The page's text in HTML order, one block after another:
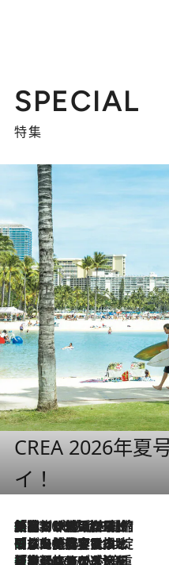
SPECIAL
特集
CREA 2026年夏
イ！
2026.8.6
「荷物が増えるほど旅ストレスは増す」美容ジャーナリストがたどり着いた最終結論。“化粧品を劇的に減らす”感動の凝縮美容とは
2026.8.6
「旅先には金髪ウィッグを持参」日本と同じメイクでは損してる!? 美容ジャーナリストが提案する“掟破りの旅美容”とは
2026.8.6
【厳選旅コスメ】「身軽さ＆UV対策重視！」ヘアアーティストshucoが選んだ夏旅ベストコスメを発表【Mサイズジップ】